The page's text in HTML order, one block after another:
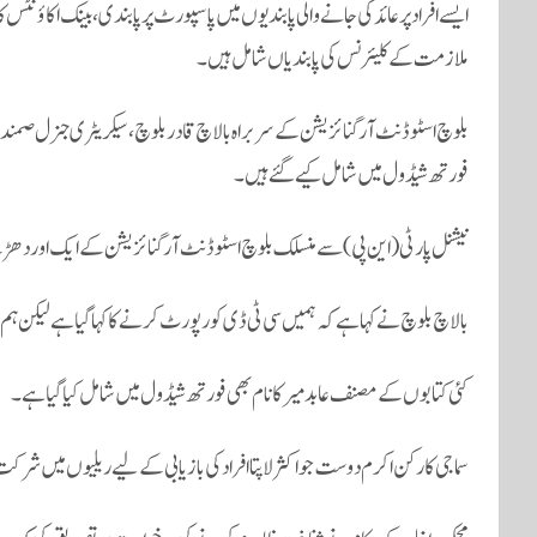
ایسے افراد پر عائد کی جانے والی پابندیوں میں پاسپورٹ پر پابندی، بینک
ملازمت کے کلیئرنس کی پابندیاں شامل ہیں۔
بلوچ اسٹوڈنٹ آرگنائزیشن کے سربراہ بالاچ قادر بلوچ، سیکریٹری جنرل
فورتھ شیڈول میں شامل کیے گئے ہیں۔
نیشنل پارٹی (این پی) سے منسلک بلوچ اسٹوڈنٹ آرگنائزیشن کے ایک اور
بالاچ بلوچ نے کہا ہے کہ ہمیں سی ٹی ڈی کو رپورٹ کرنے کا کہا گیا ہے لیکن
کئی کتابوں کے مصنف عابد میر کا نام بھی فورتھ شیڈول میں شامل کیا گیا ہے۔
سماجی کارکن اکرم دوست جو اکثر لاپتا افراد کی بازیابی کے لیے ریلیوں میں